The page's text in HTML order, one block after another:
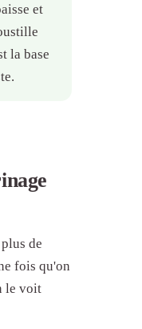
et
la base
de
fois qu'on
le voit